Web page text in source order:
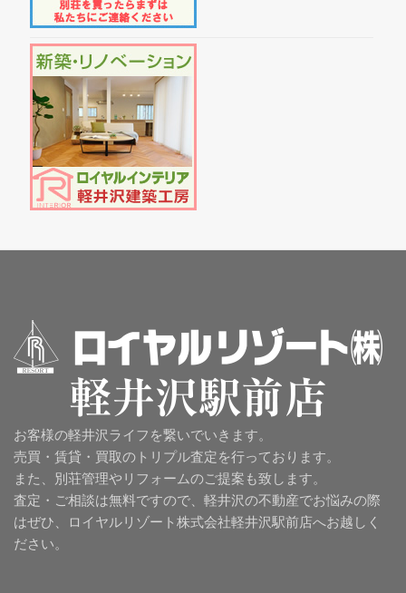
お客様の軽井沢ライフを繋いでいきます。
売買・賃貸・買取のトリプル査定を行っております。
また、別荘管理やリフォームのご提案も致します。
査定・ご相談は無料ですので、軽井沢の不動産でお悩みの際
はぜひ、ロイヤルリゾート株式会社軽井沢駅前店へお越しく
ださい。